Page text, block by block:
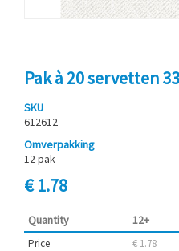
Pak à 20 servetten
SKU
612612
Omverpakking
12 pak
€ 1.78
Quantity 12+
Price € 1.78